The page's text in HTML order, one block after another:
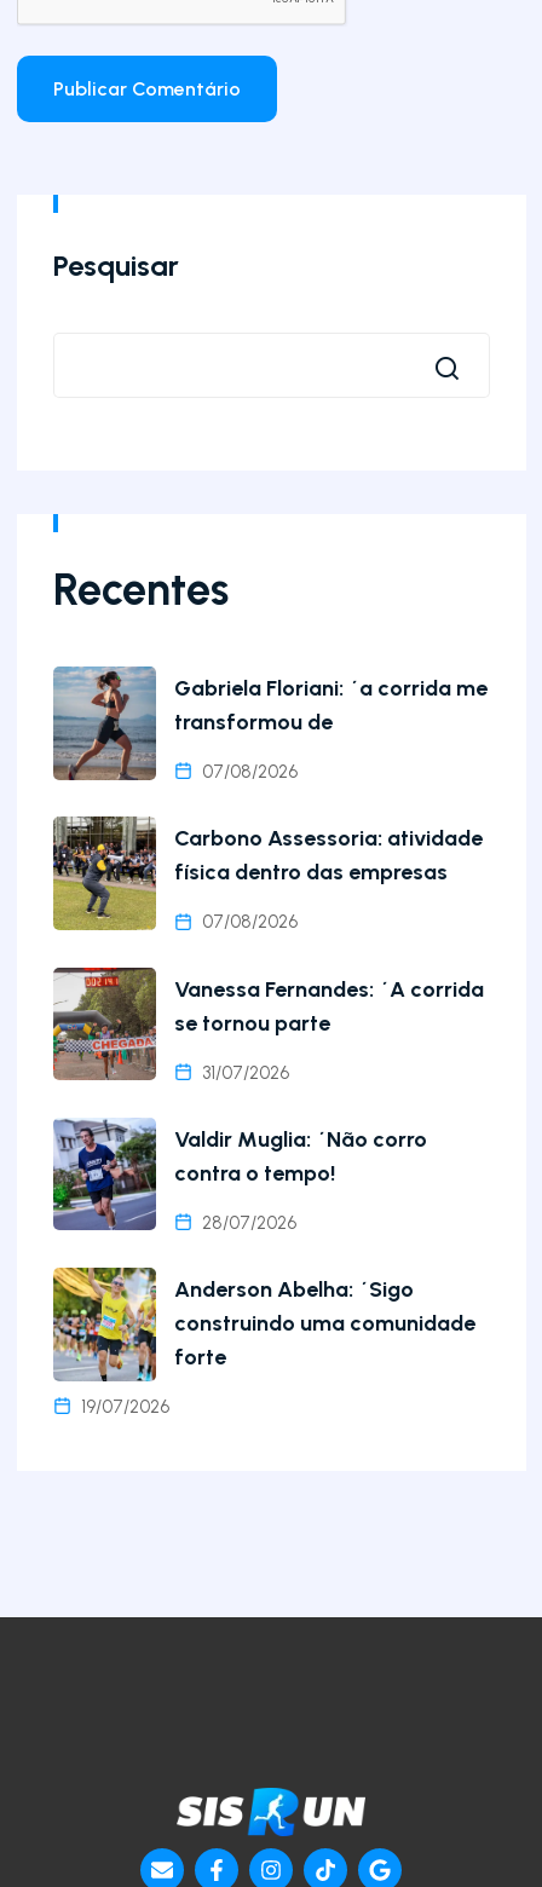
Pesquisar
Recentes
Gabriela Floriani: ´a corrida me
transformou de
07/08/2026
Carbono Assessoria: atividade
física dentro das empresas
07/08/2026
Vanessa Fernandes: ´A corrida
se tornou parte
31/07/2026
Valdir Muglia: ´Não corro
contra o tempo!
28/07/2026
Anderson Abelha: ´Sigo
construindo uma comunidade
forte
19/07/2026